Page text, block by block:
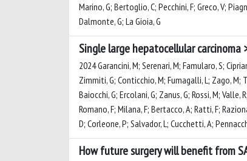
Marino, G; Bertoglio, C; Pecchini, F; Greco, V;
Dalmonte, G; La Gioia, G
Single large hepatocellular
2024 Garancini, M; Serenari, M; Famularo, S;
Zimmiti, G; Conticchio, M; Fumagalli, L; Zago, M;
Baiocchi, G; Ercolani, G; Zanus, G; Rossi, M;
Romano, F; Milana, F; Bertacco, A; Ratti, F;
D; Corleone, P; Salvador, L; Cucchetti, A;
How future surgery will benefit from